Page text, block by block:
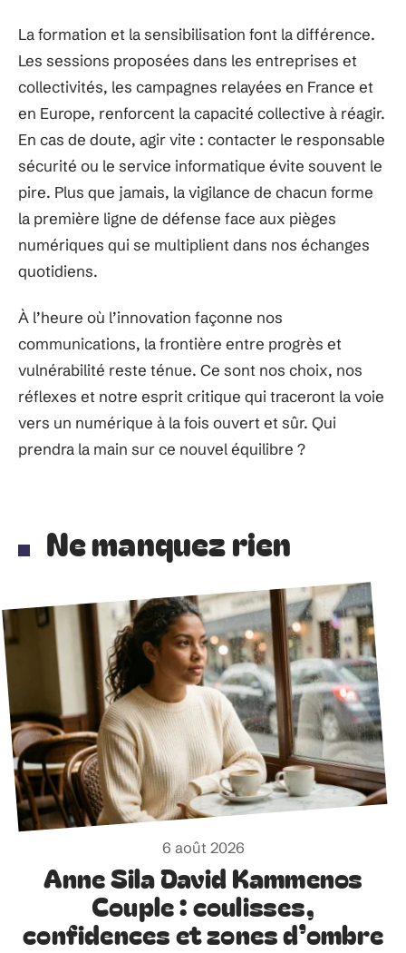
La formation et la sensibilisation font la différence.
Les sessions proposées dans les entreprises et
collectivités, les campagnes relayées en France et
en Europe, renforcent la capacité collective à réagir.
En cas de doute, agir vite : contacter le responsable
sécurité ou le service informatique évite souvent le
pire. Plus que jamais, la vigilance de chacun forme
la première ligne de défense face aux pièges
numériques qui se multiplient dans nos échanges
quotidiens.
À l’heure où l’innovation façonne nos
communications, la frontière entre progrès et
vulnérabilité reste ténue. Ce sont nos choix, nos
réflexes et notre esprit critique qui traceront la voie
vers un numérique à la fois ouvert et sûr. Qui
prendra la main sur ce nouvel équilibre ?
Ne manquez rien
6 août 2026
Anne Sila David Kammenos
Couple : coulisses,
confidences et zones d’ombre